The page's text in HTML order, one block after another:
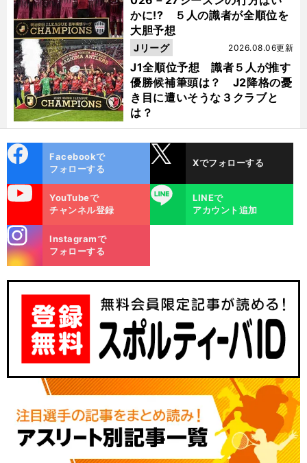
かに!? ５人の識者が全順位を
大胆予想
J1全順位予想 識者５人が推す
優勝候補筆頭は？ J2降格の憂
き目に遭いそうな３クラブと
は？
2026.08.06更新
Jリーグ
ok
Facebookで
フォローする
Xでフォローする
YouTubeで
チャンネル登録
LINE
LINEで
アカウント追加
m
Instagramで
フォローする